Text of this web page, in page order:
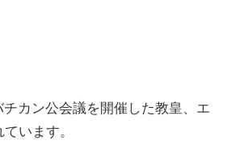
カン公会議を開催した教皇、エ
います。